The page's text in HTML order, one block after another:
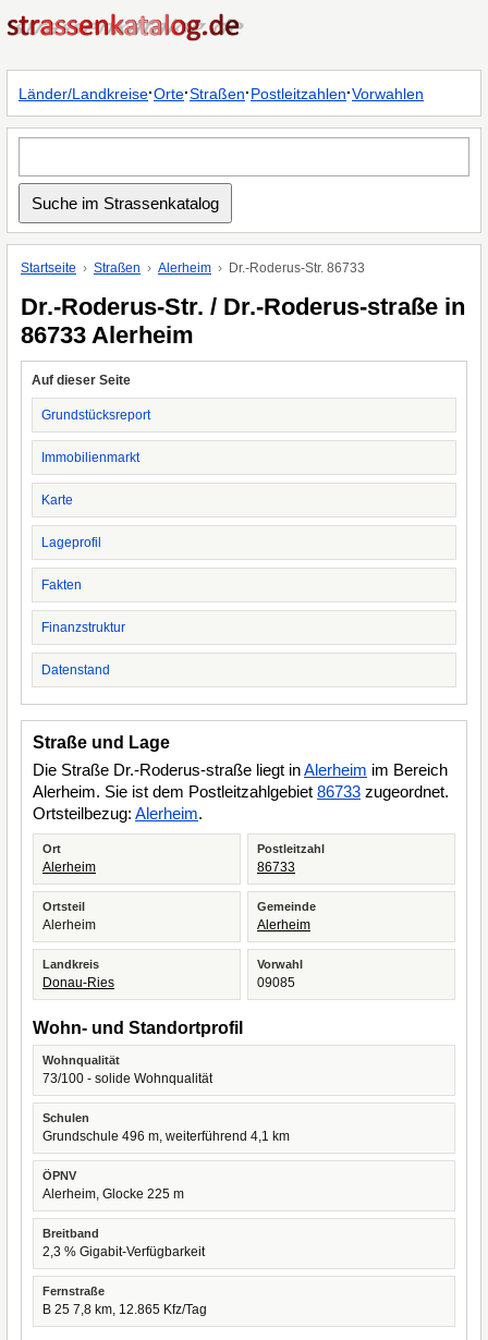
Länder/Landkreise·Orte·Straßen·Postleitzahlen·Vorwahlen
Startseite Straßen Alerheim Dr.-Roderus-Str. 86733
Dr.-Roderus-Str. / Dr.-Roderus-straße in
86733 Alerheim
Auf dieser Seite
Grundstücksreport
Immobilienmarkt
Karte
Lageprofil
Fakten
Finanzstruktur
Datenstand
Straße und Lage
Die Straße Dr.-Roderus-straße liegt inAlerheim im Bereich
Alerheim. Sie ist dem Postleitzahlgebiet 86733 zugeordnet.
Ortsteilbezug: Alerheim.
Ort
Alerheim
Postleitzahl
86733
Ortsteil
Alerheim
Gemeinde
Alerheim
Landkreis
Donau-Ries
Vorwahl
09085
Wohn- und Standortprofil
Wohnqualität
73/100 - solide Wohnqualität
Schulen
Grundschule 496 m, weiterführend 4,1 km
ÖPNV
Alerheim, Glocke 225 m
Breitband
2,3 % Gigabit-Verfügbarkeit
Fernstraße
B 25 7,8 km, 12.865 Kfz/Tag